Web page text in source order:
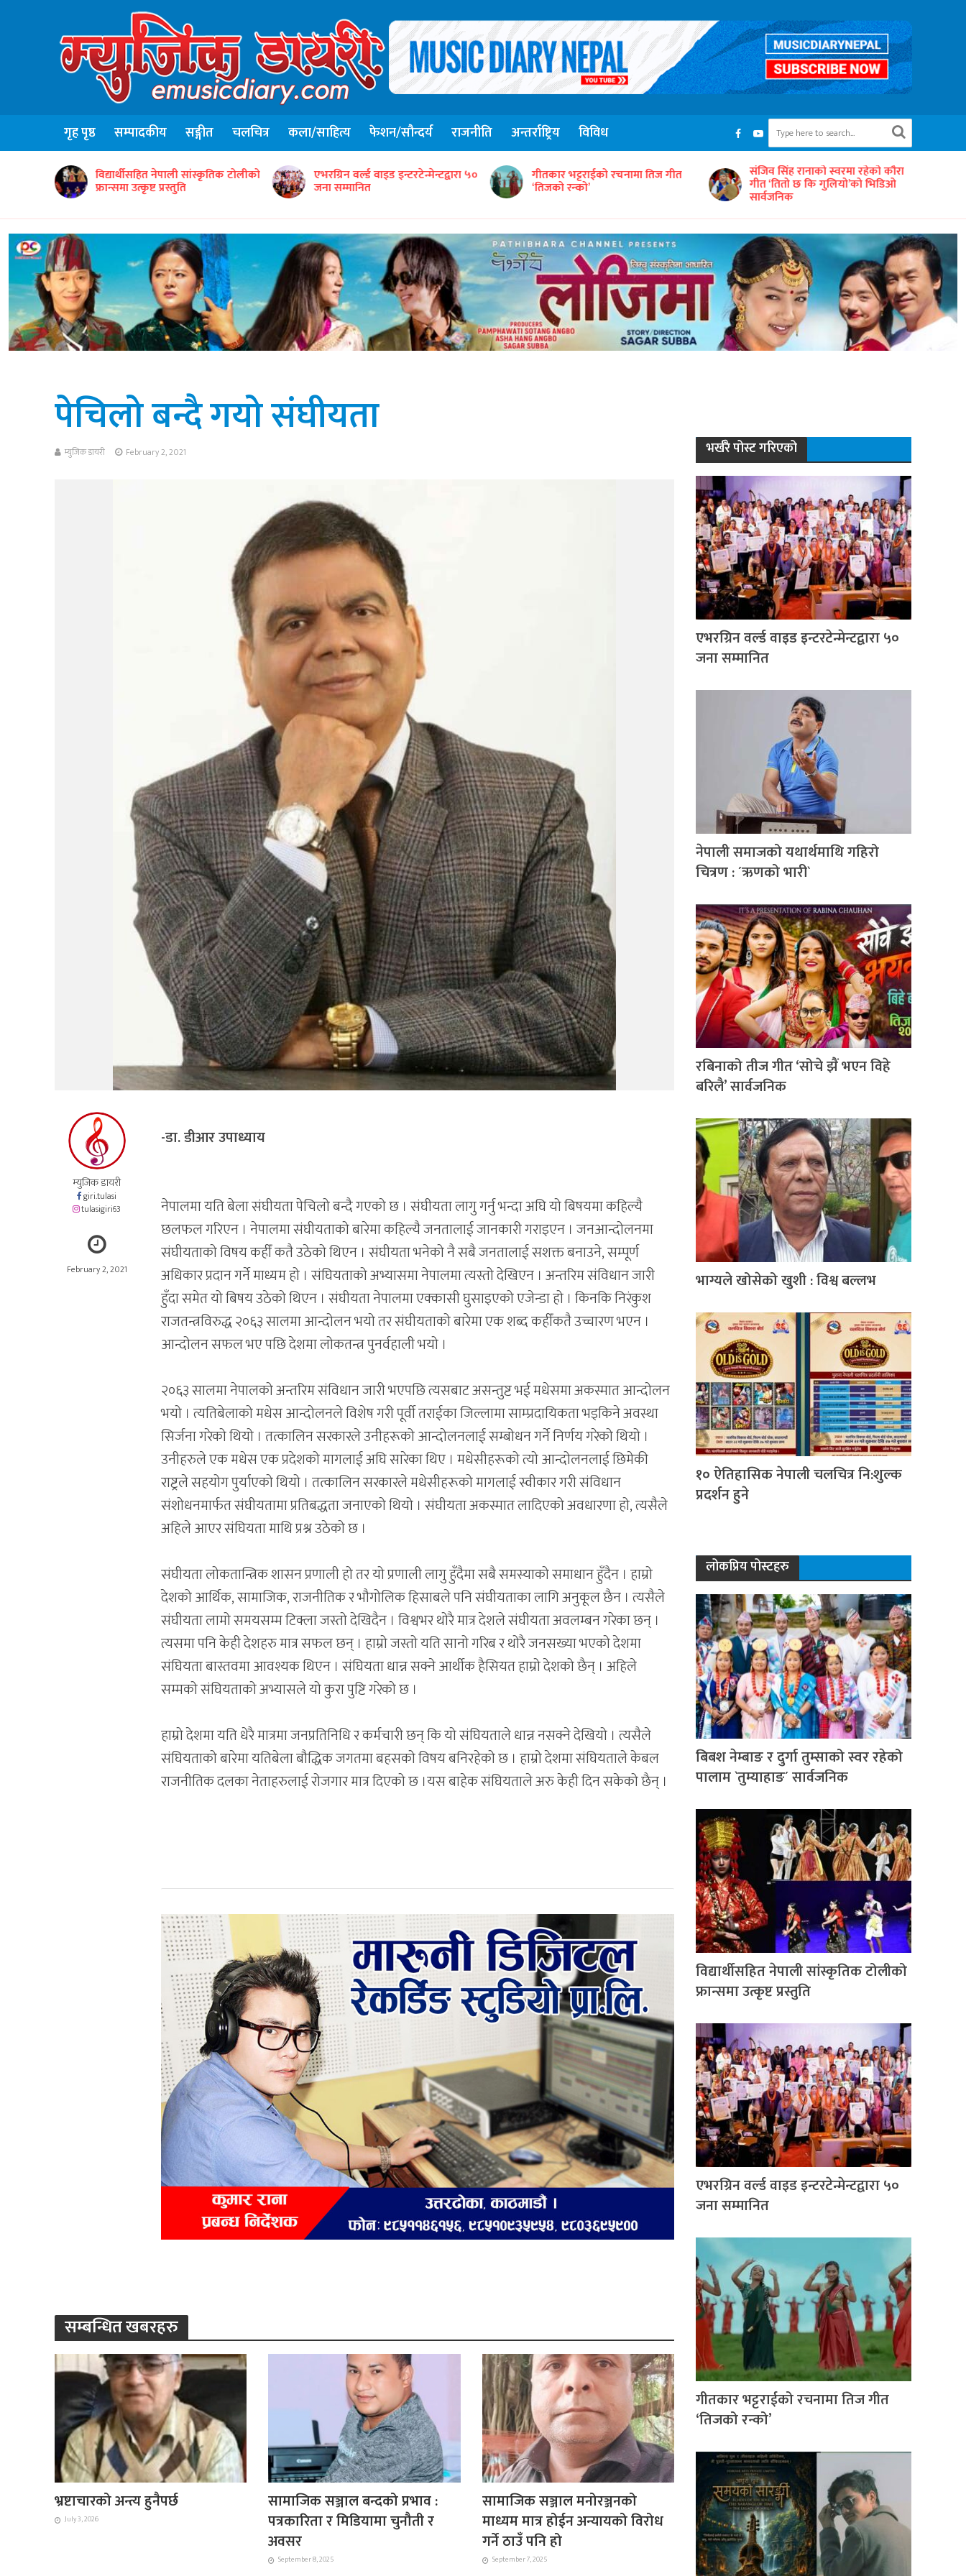
गृह पृष्ठ सम्पादकीय सङ्गीत चलचित्र कला/साहित्य फेशन/सौन्दर्य राजनीति अन्तर्राष्ट्रिय विविध
एभरग्रिन वर्ल्ड वाइड इन्टरटेन्मेन्टद्वारा ५०
जना सम्मानित
गीतकार भट्टराईको रचनामा तिज गीत
‘तिजको रन्को’
संजिव सिंह रानाको स्वरमा रहेको कौरा
गीत ‘तितो छ कि गुलियो’को भिडिओ
सार्वजनिक
‘समयको धुनः अधुरो सारङ्गी’ छायाङ्कनको
तयारीमा
पेचिलो बन्दै गयो संघीयता
म्युजिक डायरी February 2, 2021
म्युजिक डायरी
giri.tulasi
tulasigiri63
February 2, 2021
-डा. डीआर उपाध्याय
नेपालमा यति बेला संघीयता पेचिलो बन्दै गएको छ । संघीयता लागु गर्नु भन्दा अघि यो बिषयमा कहिल्यै
छलफल गरिएन । नेपालमा संघीयताको बारेमा कहिल्यै जनतालाई जानकारी गराइएन । जनआन्दोलनमा
संघीयताको विषय कहीँ कतै उठेको थिएन । संघीयता भनेको नै सबै जनतालाई सशक्त बनाउने, सम्पूर्ण
अधिकार प्रदान गर्ने माध्यम हो । संघियताको अभ्यासमा नेपालमा त्यस्तो देखिएन । अन्तरिम संविधान जारी
हुँदा समेत यो बिषय उठेको थिएन । संघीयता नेपालमा एक्कासी घुसाइएको एजेन्डा हो । किनकि निरंकुश
राजतन्त्रविरुद्ध २०६३ सालमा आन्दोलन भयो तर संघीयताको बारेमा एक शब्द कहीँकतै उच्चारण भएन ।
आन्दोलन सफल भए पछि देशमा लोकतन्त्र पुनर्वहाली भयो ।
२०६३ सालमा नेपालको अन्तरिम संविधान जारी भएपछि त्यसबाट असन्तुष्ट भई मधेसमा अकस्मात आन्दोलन
भयो । त्यतिबेलाको मधेस आन्दोलनले विशेष गरी पूर्वी तराईका जिल्लामा साम्प्रदायिकता भड्किने अवस्था
सिर्जना गरेको थियो । तत्कालिन सरकारले उनीहरूको आन्दोलनलाई सम्बोधन गर्ने निर्णय गरेको थियो ।
उनीहरुले एक मधेस एक प्रदेशको मागलाई अघि सारेका थिए । मधेसीहरूको त्यो आन्दोलनलाई छिमेकी
राष्ट्रले सहयोग पुर्याएको थियो । तत्कालिन सरकारले मधेसीहरूको मागलाई स्वीकार गरी संविधान
संशोधनमार्फत संघीयतामा प्रतिबद्धता जनाएको थियो । संघीयता अकस्मात लादिएको अवधारणा हो, त्यसैले
अहिले आएर संघियता माथि प्रश्न उठेको छ ।
संघीयता लोकतान्त्रिक शासन प्रणाली हो तर यो प्रणाली लागु हुँदैमा सबै समस्याको समाधान हुँदैन । हाम्रो
देशको आर्थिक, सामाजिक, राजनीतिक र भौगोलिक हिसाबले पनि संघीयताका लागि अनुकूल छैन । त्यसैले
संघीयता लामो समयसम्म टिक्ला जस्तो देखिदैन । विश्वभर थोरै मात्र देशले संघीयता अवलम्बन गरेका छन् ।
त्यसमा पनि केही देशहरु मात्र सफल छन् । हाम्रो जस्तो यति सानो गरिब र थोरै जनसख्या भएको देशमा
संघियता बास्तवमा आवश्यक थिएन । संघियता धान्न सक्ने आर्थीक हैसियत हाम्रो देशको छैन् । अहिले
सम्मको संघियताको अभ्यासले यो कुरा पुष्टि गरेको छ ।
हाम्रो देशमा यति धेरै मात्रमा जनप्रतिनिधि र कर्मचारी छन् कि यो संघियताले धान्न नसक्ने देखियो । त्यसैले
संघियताको बारेमा यतिबेला बौद्धिक जगतमा बहसको विषय बनिरहेको छ । हाम्रो देशमा संघियताले केबल
राजनीतिक दलका नेताहरुलाई रोजगार मात्र दिएको छ ।यस बाहेक संघियताले अरु केही दिन सकेको छैन् ।
सम्बन्धित खबरहरु
भ्रष्टाचारको अन्त्य हुनैपर्छ
July 3, 2026
सामाजिक सञ्जाल बन्दको प्रभाव :
पत्रकारिता र मिडियामा चुनौती र
अवसर
September 8, 2025
सामाजिक सञ्जाल मनोरञ्जनको
माध्यम मात्र होईन अन्यायको विरोध
गर्ने ठाउँ पनि हो
September 7, 2025
भर्खरै पोस्ट गरिएको
एभरग्रिन वर्ल्ड वाइड इन्टरटेन्मेन्टद्वारा ५०
जना सम्मानित
नेपाली समाजको यथार्थमाथि गहिरो
चित्रण : ´ऋणको भारी`
रबिनाको तीज गीत ‘सोचे झैं भएन विहे
बरिलै’ सार्वजनिक
भाग्यले खोसेको खुशी : विश्व बल्लभ
१० ऐतिहासिक नेपाली चलचित्र नि:शुल्क
प्रदर्शन हुने
लोकप्रिय पोस्टहरु
बिबश नेम्बाङ र दुर्गा तुम्साको स्वर रहेको
पालाम `तुम्याहाङ´ सार्वजनिक
विद्यार्थीसहित नेपाली सांस्कृतिक टोलीको
फ्रान्समा उत्कृष्ट प्रस्तुति
एभरग्रिन वर्ल्ड वाइड इन्टरटेन्मेन्टद्वारा ५०
जना सम्मानित
गीतकार भट्टराईको रचनामा तिज गीत
‘तिजको रन्को’